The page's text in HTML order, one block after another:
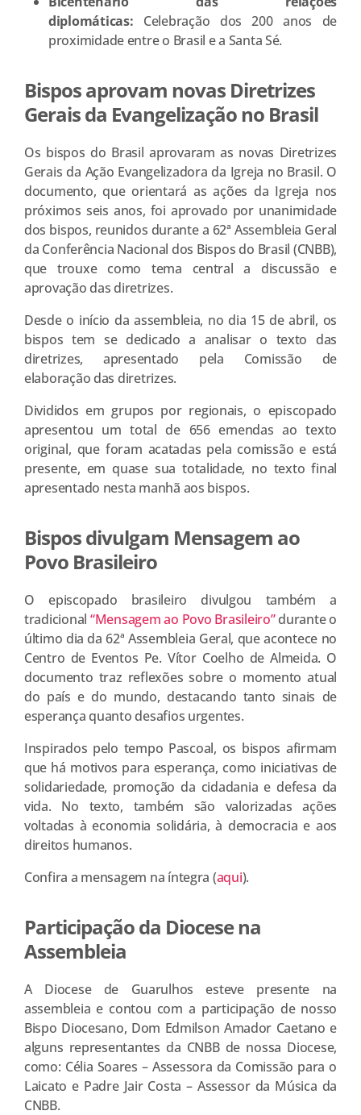
diplomáticas: Celebração dos 200 anos de
proximidade entre o Brasil e a Santa Sé.
Bispos aprovam novas Diretrizes
Gerais da Evangelização no Brasil
Os bispos do Brasil aprovaram as novas Diretrizes
Gerais da Ação Evangelizadora da Igreja no Brasil. O
documento, que orientará as ações da Igreja nos
próximos seis anos, foi aprovado por unanimidade
dos bispos, reunidos durante a 62ª Assembleia Geral
da Conferência Nacional dos Bispos do Brasil (CNBB),
que trouxe como tema central a discussão e
aprovação das diretrizes.
Desde o início da assembleia, no dia 15 de abril, os
bispos tem se dedicado a analisar o texto das
diretrizes, apresentado pela Comissão de
elaboração das diretrizes.
Divididos em grupos por regionais, o episcopado
apresentou um total de 656 emendas ao texto
original, que foram acatadas pela comissão e está
presente, em quase sua totalidade, no texto final
apresentado nesta manhã aos bispos.
Bispos divulgam Mensagem ao
Povo Brasileiro
O episcopado brasileiro divulgou também a
tradicional “Mensagem ao Povo Brasileiro”durante o
último dia da 62ª Assembleia Geral, que acontece no
Centro de Eventos Pe. Vítor Coelho de Almeida. O
documento traz reflexões sobre o momento atual
do país e do mundo, destacando tanto sinais de
esperança quanto desafios urgentes.
Inspirados pelo tempo Pascoal, os bispos afirmam
que há motivos para esperança, como iniciativas de
solidariedade, promoção da cidadania e defesa da
vida. No texto, também são valorizadas ações
voltadas à economia solidária, à democracia e aos
direitos humanos.
Confira a mensagem na íntegra (aqui).
Participação da Diocese na
Assembleia
A Diocese de Guarulhos esteve presente na
assembleia e contou com a participação de nosso
Bispo Diocesano, Dom Edmilson Amador Caetano e
alguns representantes da CNBB de nossa Diocese,
como: Célia Soares – Assessora da Comissão para o
Laicato e Padre Jair Costa – Assessor da Música da
CNBB.